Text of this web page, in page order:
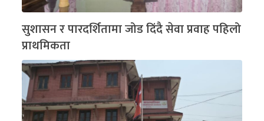
सुशासन र पारदर्शितामा जोड दिंदै सेवा प्रवाह पहिलो
प्राथमिकता